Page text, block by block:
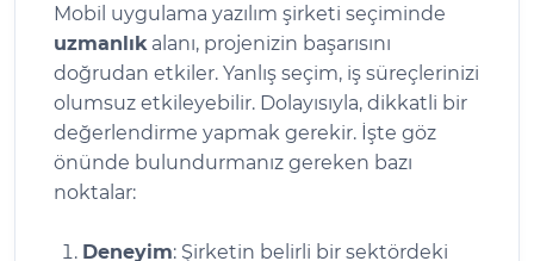
Mobil uygulama yazılım şirketi seçiminde
uzmanlıkalanı, projenizin başarısını
doğrudan etkiler. Yanlış seçim, iş süreçlerinizi
olumsuz etkileyebilir. Dolayısıyla, dikkatli bir
değerlendirme yapmak gerekir. İşte göz
önünde bulundurmanız gereken bazı
noktalar:
Deneyim: Şirketin belirli bir sektördeki